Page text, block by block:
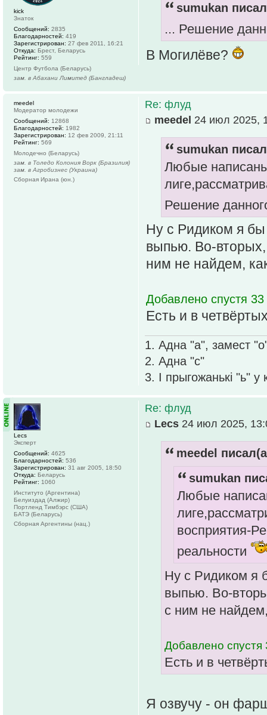
sumukan
... Решение
В Могилёве?
kick
Знаток
Сообщений: 2835
Благодарностей: 419
Зарегистрирован: 27 фев 2011, 16:21
Откуда: Брест, Беларусь
Рейтинг: 559
Центр Футбола (Беларусь)
зам. в Абахани Лимитед (Бангладеш)
Re: флуд
meedel 24 июл 2025,
sumukan
Любые
Решение
Ну с Ридиком я бы
выпью. Во-
ним не найдем,
Добавлено спустя
Есть и в
1. Адна "а", замест
2. Адна "с"
3. І прыгожанькі "ь" у
meedel
Модератор молодежи
Сообщений: 12868
Благодарностей: 1982
Зарегистрирован: 12 фев 2009, 21:11
Рейтинг: 569
Молодечно (Беларусь)
зам. в Толедо Колония Ворк (Бразилия)
зам. в Агробизнес (Украина)
Сборная Ирана (юн.)
Re: флуд
Lecs 24 июл 2025,
meedel
sumukan
Любые
восприятия-
реальности
Ну с Ридиком я
выпью. Во-
с ним не
Добавлено спустя
Есть и в
Я озвучу - он
Lecs
Эксперт
Сообщений: 4625
Благодарностей: 536
Зарегистрирован: 31 авг 2005, 18:50
Откуда: Беларусь
Рейтинг: 1060
Институто (Аргентина)
Белуиздад (Алжир)
Портленд Тимбэрс (США)
БАТЭ (Беларусь)
Сборная Аргентины (нац.)